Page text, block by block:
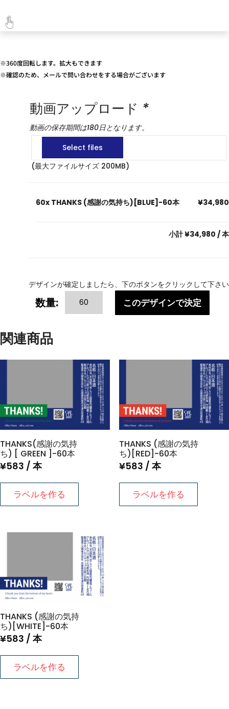
※360度回転します。拡大もできます
※確認のため、メールで問い合わせをする場合がございます
動画アップロード *
動画の保存期間は180日となります。
(最大ファイルサイズ 200MB)
60x THANKS (感謝の気持ち)[BLUE]-60本 ¥34,980
小計¥34,980 / 本
デザインが確定しましたら、下のボタンをクリックして下さい
数量:
[BLUE]-60
このデザインで決定
関連商品
THANKS(感謝の気持
ち) [ GREEN ]-60本
¥583 / 本
ラベルを作る
THANKS (感謝の気持
ち)[RED]-60本
¥583 / 本
ラベルを作る
THANKS (感謝の気持
ち)[WHITE]-60本
¥583 / 本
ラベルを作る